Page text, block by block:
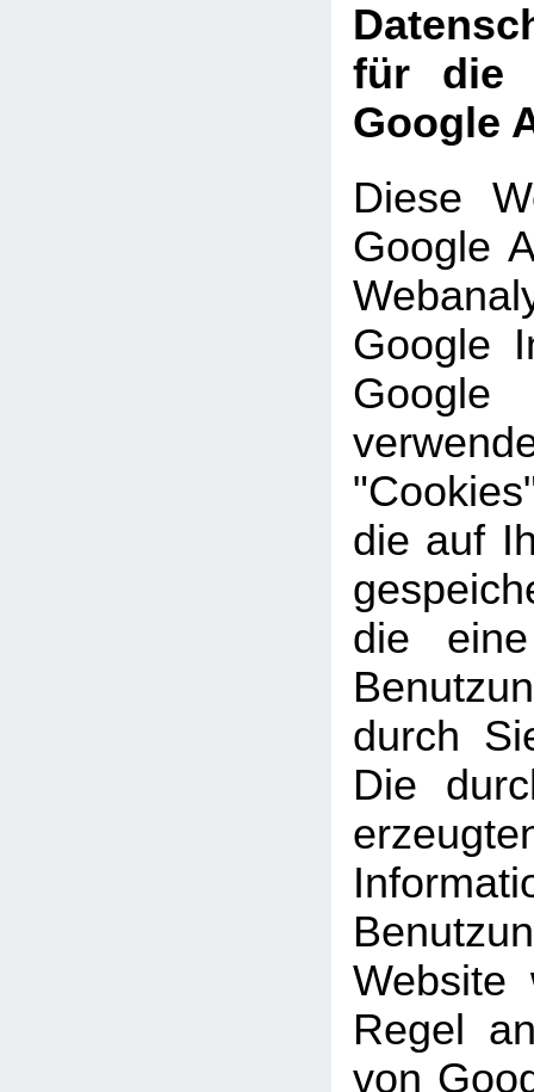
für die
Google
Diese
Google
Google
die auf
die
durch
Die
Website
Regel
von